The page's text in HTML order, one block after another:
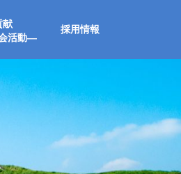
献
活動―
採用情報